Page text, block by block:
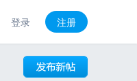
登录 注册